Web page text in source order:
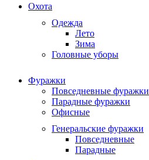
Охота
Одежда
Лето
Зима
Головные уборы
Фуражки
Повседневные фуражки
Парадные фуражки
Офисные
Генеральские фуражки
Повседневные
Парадные